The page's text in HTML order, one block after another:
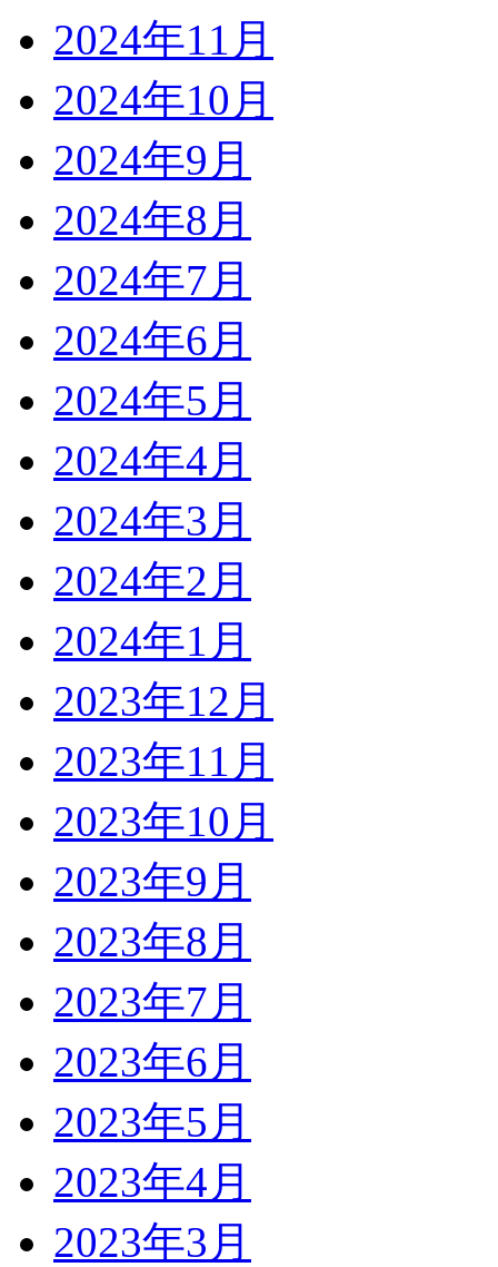
2024年11月
2024年10月
2024年9月
2024年8月
2024年7月
2024年6月
2024年5月
2024年4月
2024年3月
2024年2月
2024年1月
2023年12月
2023年11月
2023年10月
2023年9月
2023年8月
2023年7月
2023年6月
2023年5月
2023年4月
2023年3月